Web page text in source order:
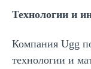
Технологии и
Компания Ugg
технологии и